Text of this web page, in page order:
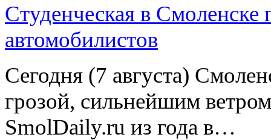
Студенческая в Смоленске
автомобилистов
Сегодня (7 августа)
грозой, сильнейшим
SmolDaily.ru из года в…